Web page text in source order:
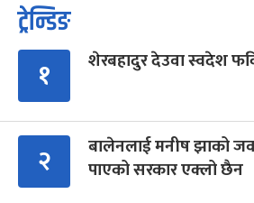
ट्रेन्डिङ
१ शेरबहादुर देउवा स्वदेश
२
बालेनलाई मनीष झाको
पाएको सरकार एक्लो छैन